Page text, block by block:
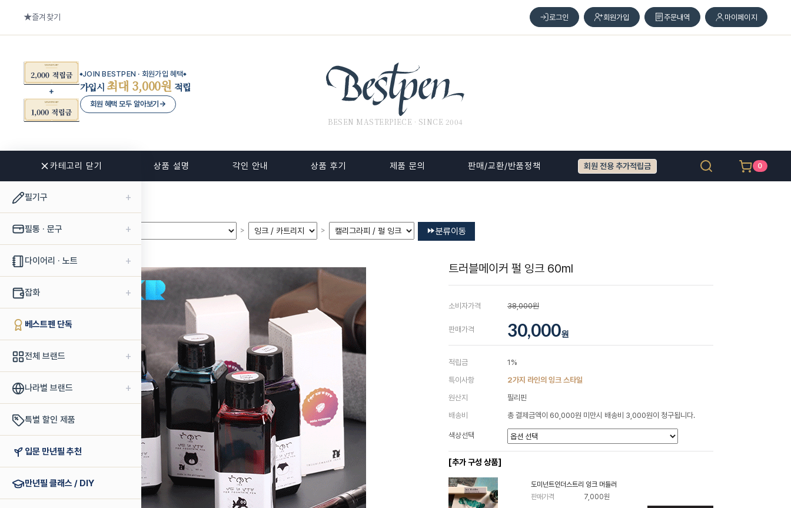
즐겨찾기
JOIN BESTPEN · 회원가입 혜택
가입시 최대 3,000원 적립
회원 혜택 모두 알아보기 →
로그인 회원가입 주문내역 마이페이지
BESEN MASTERPIECE · SINCE 2004
카테고리 닫기
필기구 +
필통 · 문구 +
다이어리 · 노트 +
잡화 +
베스트펜 단독
전체 브랜드 +
나라별 브랜드 +
특별 할인 제품
입문 만년필 추천
만년필 클래스 / DIY
관련 상품 상품 설명 각인 안내 상품 후기 제품 문의 판매/교환/반품정책 회원 전용 추가적립금 0
> > 분류이동
트러블메이커 펄 잉크 60ml
소비자가격 38,000원
판매가격 30,000원
적립금
1%
특이사항
2가지 라인의 잉크 스타일
원산지
필리핀
배송비
총 결제금액이 60,000원 미만시 배송비 3,000원이 청구됩니다.
색상선택
[추가 구성 상품]
도미넌트인더스트리 잉크 머들러
판매가격
7,000원